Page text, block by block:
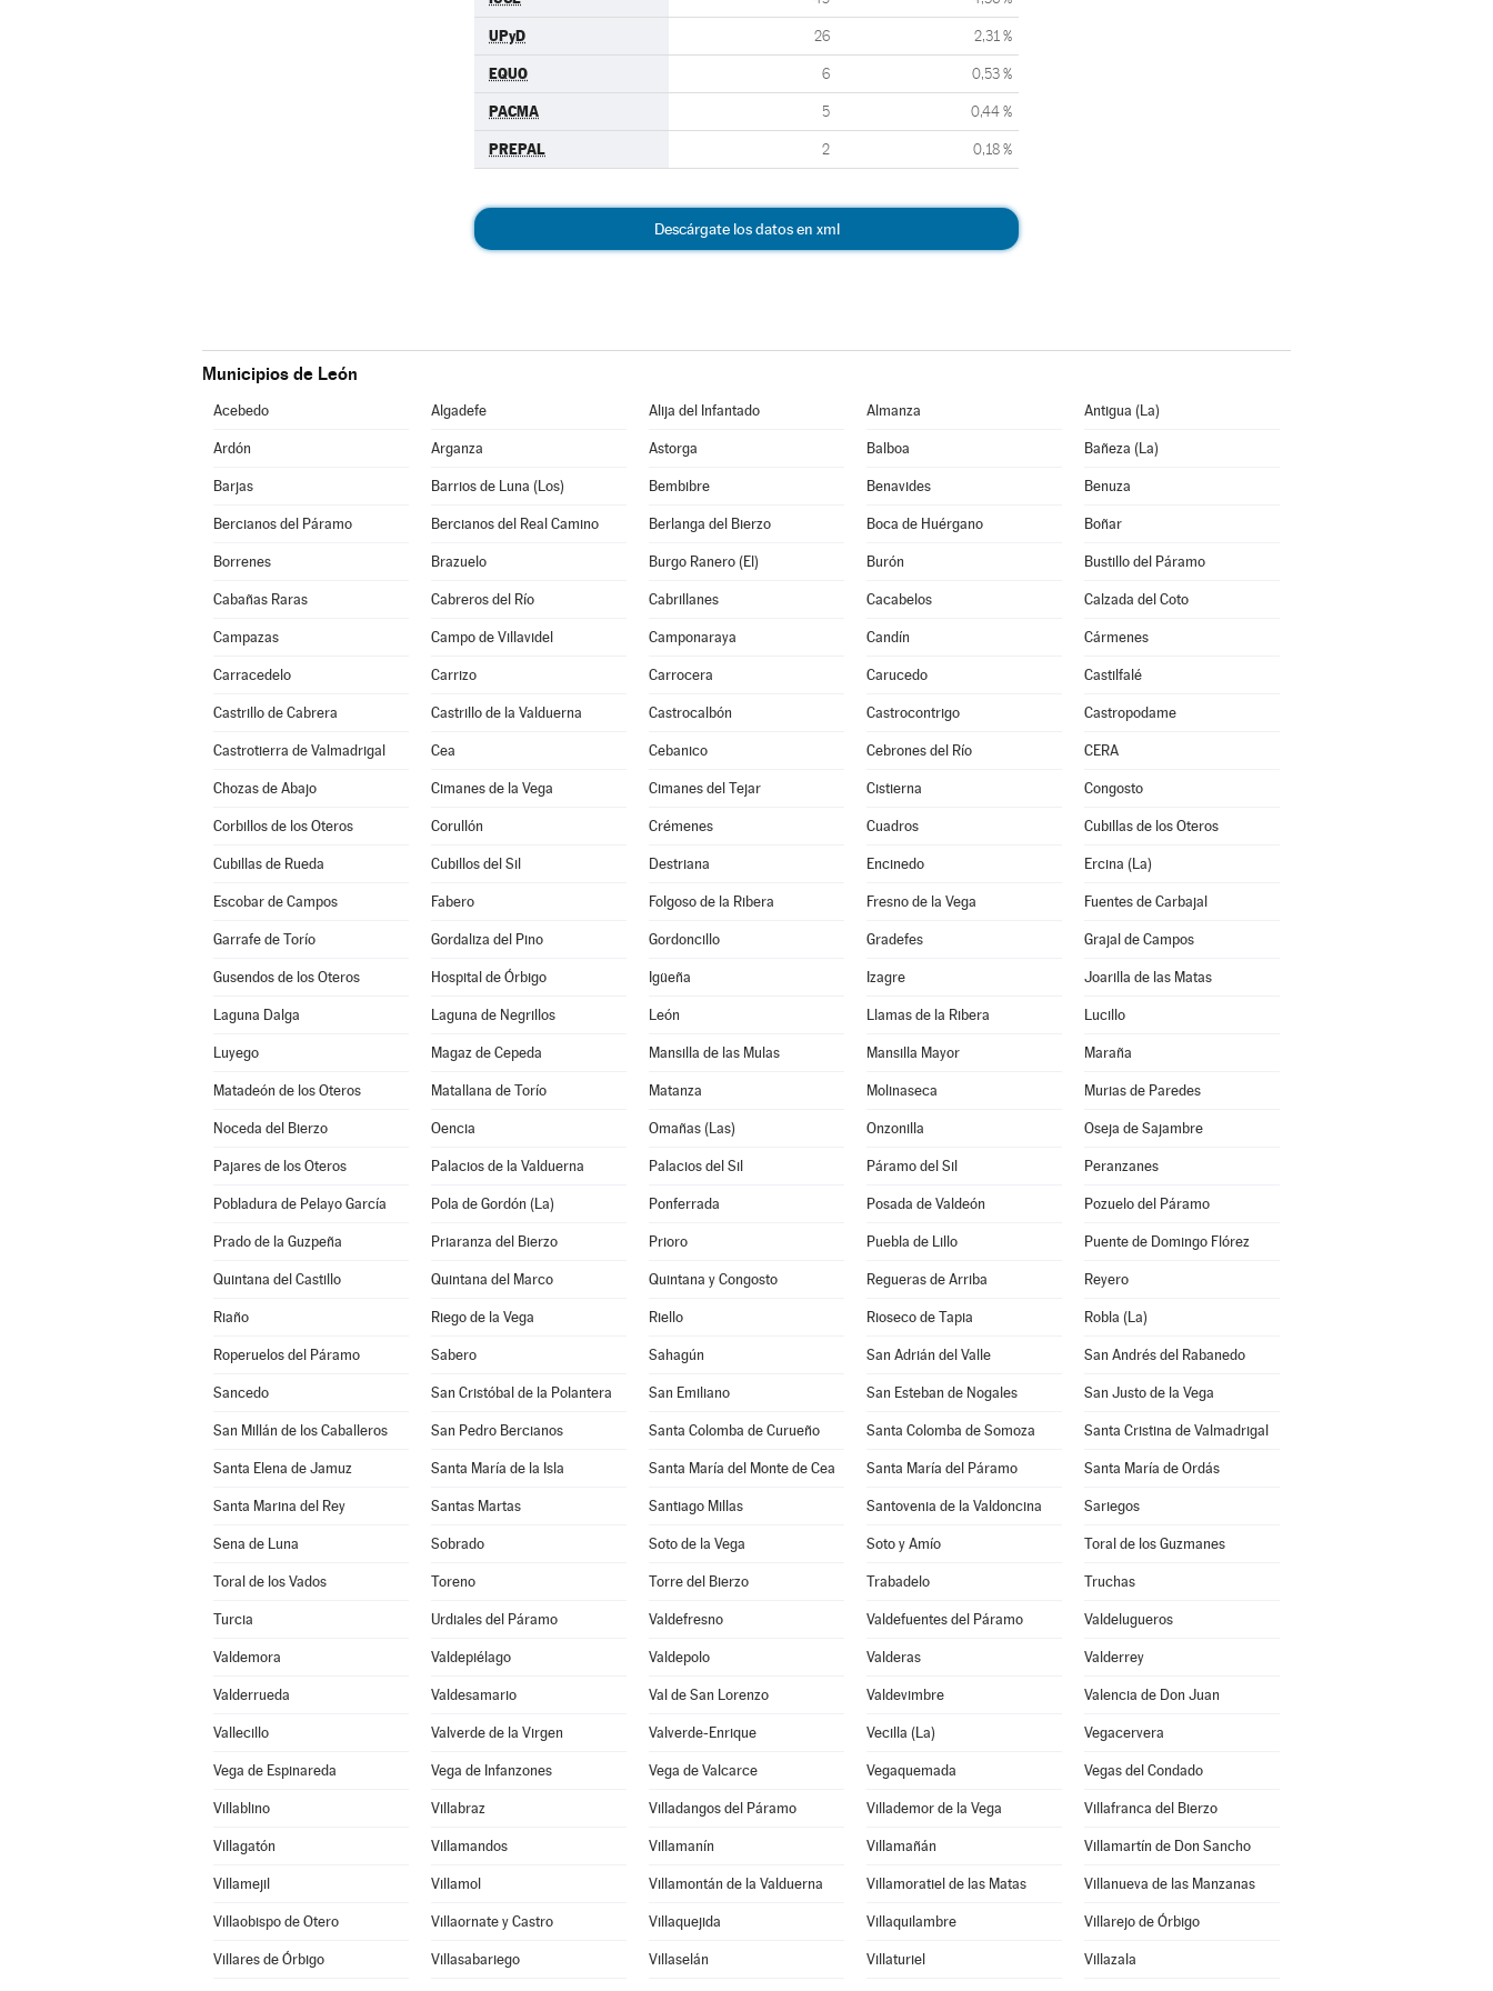
UPyD 26 2,31 %
EQUO 6 0,53 %
PACMA 5 0,44 %
PREPAL 2 0,18 %
Descárgate los datos en xml
Municipios de León
Acebedo Algadefe Alija del Infantado Almanza Antigua (La)
Ardón Arganza Astorga Balboa Bañeza (La)
Barjas Barrios de Luna (Los) Bembibre Benavides Benuza
Bercianos del Páramo Bercianos del Real Camino Berlanga del Bierzo Boca de Huérgano Boñar
Borrenes Brazuelo Burgo Ranero (El) Burón Bustillo del Páramo
Cabañas Raras Cabreros del Río Cabrillanes Cacabelos Calzada del Coto
Campazas Campo de Villavidel Camponaraya Candín Cármenes
Carracedelo Carrizo Carrocera Carucedo Castilfalé
Castrillo de Cabrera Castrillo de la Valduerna Castrocalbón Castrocontrigo Castropodame
Castrotierra de Valmadrigal Cea Cebanico Cebrones del Río CERA
Chozas de Abajo Cimanes de la Vega Cimanes del Tejar Cistierna Congosto
Corbillos de los Oteros Corullón Crémenes Cuadros Cubillas de los Oteros
Cubillas de Rueda Cubillos del Sil Destriana Encinedo Ercina (La)
Escobar de Campos Fabero Folgoso de la Ribera Fresno de la Vega Fuentes de Carbajal
Garrafe de Torío Gordaliza del Pino Gordoncillo Gradefes Grajal de Campos
Gusendos de los Oteros Hospital de Órbigo Igüeña Izagre Joarilla de las Matas
Laguna Dalga Laguna de Negrillos León Llamas de la Ribera Lucillo
Luyego Magaz de Cepeda Mansilla de las Mulas Mansilla Mayor Maraña
Matadeón de los Oteros Matallana de Torío Matanza Molinaseca Murias de Paredes
Noceda del Bierzo Oencia Omañas (Las) Onzonilla Oseja de Sajambre
Pajares de los Oteros Palacios de la Valduerna Palacios del Sil Páramo del Sil Peranzanes
Pobladura de Pelayo García Pola de Gordón (La) Ponferrada Posada de Valdeón Pozuelo del Páramo
Prado de la Guzpeña Priaranza del Bierzo Prioro Puebla de Lillo Puente de Domingo Flórez
Quintana del Castillo Quintana del Marco Quintana y Congosto Regueras de Arriba Reyero
Riaño Riego de la Vega Riello Rioseco de Tapia Robla (La)
Roperuelos del Páramo Sabero Sahagún San Adrián del Valle San Andrés del Rabanedo
Sancedo San Cristóbal de la Polantera San Emiliano San Esteban de Nogales San Justo de la Vega
San Millán de los Caballeros San Pedro Bercianos Santa Colomba de Curueño Santa Colomba de Somoza Santa Cristina de Valmadrigal
Santa Elena de Jamuz Santa María de la Isla Santa María del Monte de Cea Santa María del Páramo Santa María de Ordás
Santa Marina del Rey Santas Martas Santiago Millas Santovenia de la Valdoncina Sariegos
Sena de Luna Sobrado Soto de la Vega Soto y Amío Toral de los Guzmanes
Toral de los Vados Toreno Torre del Bierzo Trabadelo Truchas
Turcia Urdiales del Páramo Valdefresno Valdefuentes del Páramo Valdelugueros
Valdemora Valdepiélago Valdepolo Valderas Valderrey
Valderrueda Valdesamario Val de San Lorenzo Valdevimbre Valencia de Don Juan
Vallecillo Valverde de la Virgen Valverde-Enrique Vecilla (La) Vegacervera
Vega de Espinareda Vega de Infanzones Vega de Valcarce Vegaquemada Vegas del Condado
Villablino Villabraz Villadangos del Páramo Villademor de la Vega Villafranca del Bierzo
Villagatón Villamandos Villamanín Villamañán Villamartín de Don Sancho
Villamejil Villamol Villamontán de la Valduerna Villamoratiel de las Matas Villanueva de las Manzanas
Villaobispo de Otero Villaornate y Castro Villaquejida Villaquilambre Villarejo de Órbigo
Villares de Órbigo Villasabariego Villaselán Villaturiel Villazala